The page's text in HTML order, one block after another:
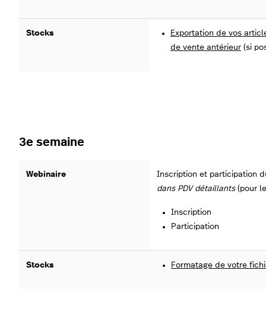
Stocks
Exportation de vos
de vente antérieur (si
3e semaine
Webinaire
Inscription et participation
dans PDV détaillants(pour
Inscription
Participation
Stocks Formatage de votre